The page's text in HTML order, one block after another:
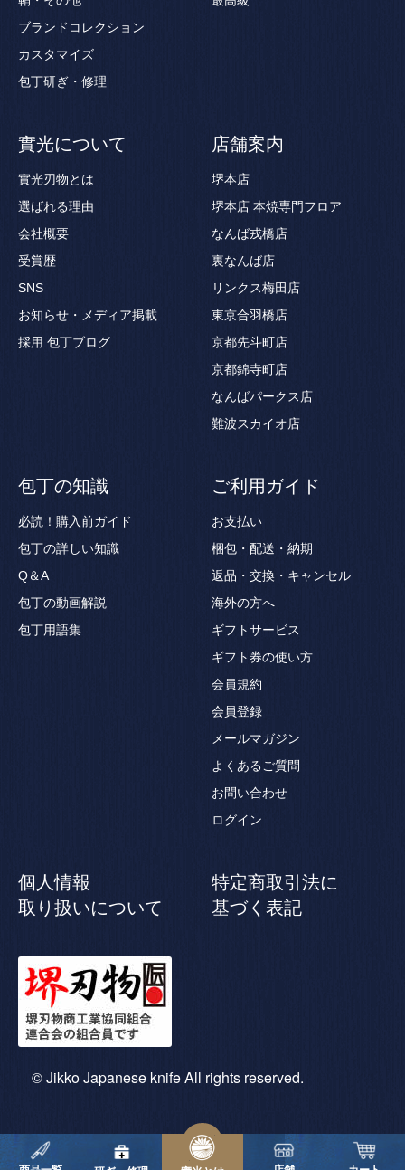
ブランドコレクション
カスタマイズ
包丁研ぎ・修理
實光について
實光刃物とは
選ばれる理由
会社概要
受賞歴
SNS
お知らせ・メディア掲載
採用 包丁ブログ
店舗案内
堺本店
堺本店 本焼専門フロア
なんば戎橋店
裏なんば店
リンクス梅田店
東京合羽橋店
京都先斗町店
京都錦寺町店
なんばパークス店
難波スカイオ店
包丁の知識
必読！購入前ガイド
包丁の詳しい知識
Q＆A
包丁の動画解説
包丁用語集
ご利用ガイド
お支払い
梱包・配送・納期
返品・交換・キャンセル
海外の方へ
ギフトサービス
ギフト券の使い方
会員規約
会員登録
メールマガジン
よくあるご質問
お問い合わせ
ログイン
個人情報
取り扱いについて
特定商取引法に
基づく表記
© Jikko Japanese knife All rights reserved.